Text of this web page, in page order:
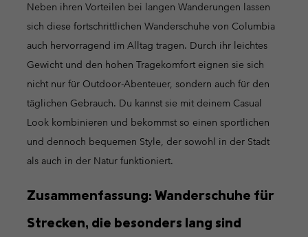
Neben ihren Vorteilen bei langen Wanderungen lassen
sich diese fortschrittlichen Wanderschuhe von Columbia
auch hervorragend im Alltag tragen. Durch ihr leichtes
Gewicht und den hohen Tragekomfort eignen sie sich
nicht nur für Outdoor-Abenteuer, sondern auch für den
täglichen Gebrauch. Du kannst sie mit deinem Casual
Look kombinieren und bekommst so einen sportlichen
und dennoch bequemen Style, der sowohl in der Stadt
als auch in der Natur funktioniert.
Zusammenfassung: Wanderschuhe für
Strecken, die besonders lang sind